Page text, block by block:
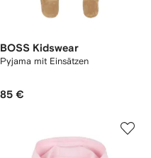
BOSS Kidswear
Pyjama mit Einsätzen
85 €